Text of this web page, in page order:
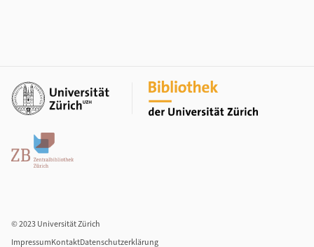
Weiterführende Links
© 2023 Universität Zürich
ImpressumKontaktDatenschutzerklärung